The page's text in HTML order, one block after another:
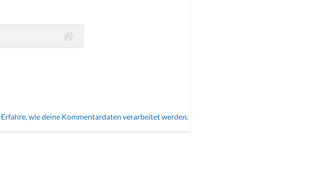
Erfahre, wie deine Kommentardaten verarbeitet werden.